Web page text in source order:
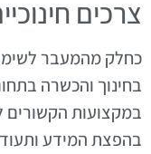
צרכים
כחלק מהמעבר
בחינוך והכשרה
במקצועות הקשורים